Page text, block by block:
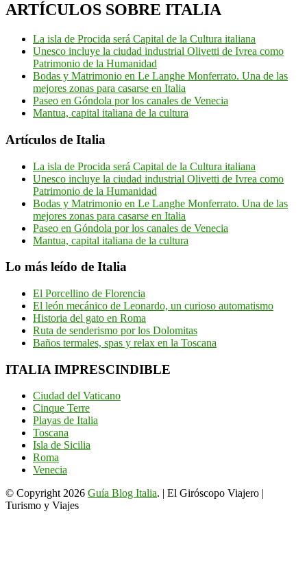
ARTÍCULOS SOBRE ITALIA
La isla de Procida será Capital de la Cultura italiana
Unesco incluye la ciudad industrial Olivetti de Ivrea como
Patrimonio de la Humanidad
Bodas y Matrimonio en Le Langhe Monferrato. Una de las
mejores zonas para casarse en Italia
Paseo en Góndola por los canales de Venecia
Mantua, capital italiana de la cultura
Artículos de Italia
La isla de Procida será Capital de la Cultura italiana
Unesco incluye la ciudad industrial Olivetti de Ivrea como
Patrimonio de la Humanidad
Bodas y Matrimonio en Le Langhe Monferrato. Una de las
mejores zonas para casarse en Italia
Paseo en Góndola por los canales de Venecia
Mantua, capital italiana de la cultura
Lo más leído de Italia
El Porcellino de Florencia
El león mecánico de Leonardo, un curioso automatismo
Historia del gato en Roma
Ruta de senderismo por los Dolomitas
Baños termales, spas y relax en la Toscana
ITALIA IMPRESCINDIBLE
Ciudad del Vaticano
Cinque Terre
Playas de Italia
Toscana
Isla de Sicilia
Roma
Venecia
© Copyright 2026 Guía Blog Italia. | El Giróscopo Viajero |
Turismo y Viajes